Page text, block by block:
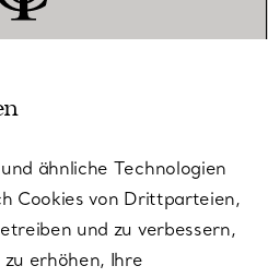
ähnliche Technologien
Cookies von Drittparteien,
und zu verbessern,
erhöhen, Ihre